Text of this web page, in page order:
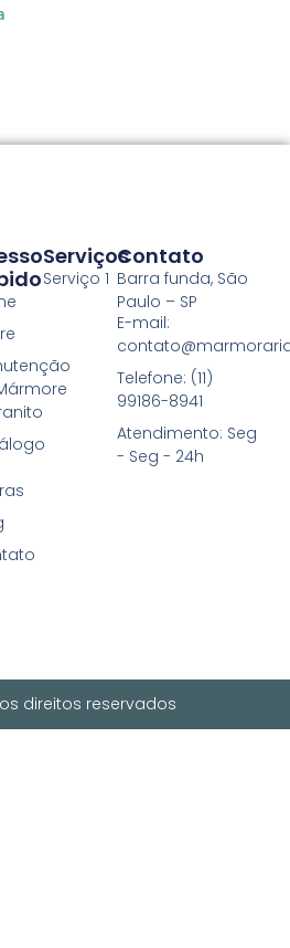
Serviços
Serviço 1
Contato
Barra funda, São
Paulo – SP
E-mail:
Telefone: (11)
99186-8941
Atendimento: Seg
- Seg - 24h
direitos reservados